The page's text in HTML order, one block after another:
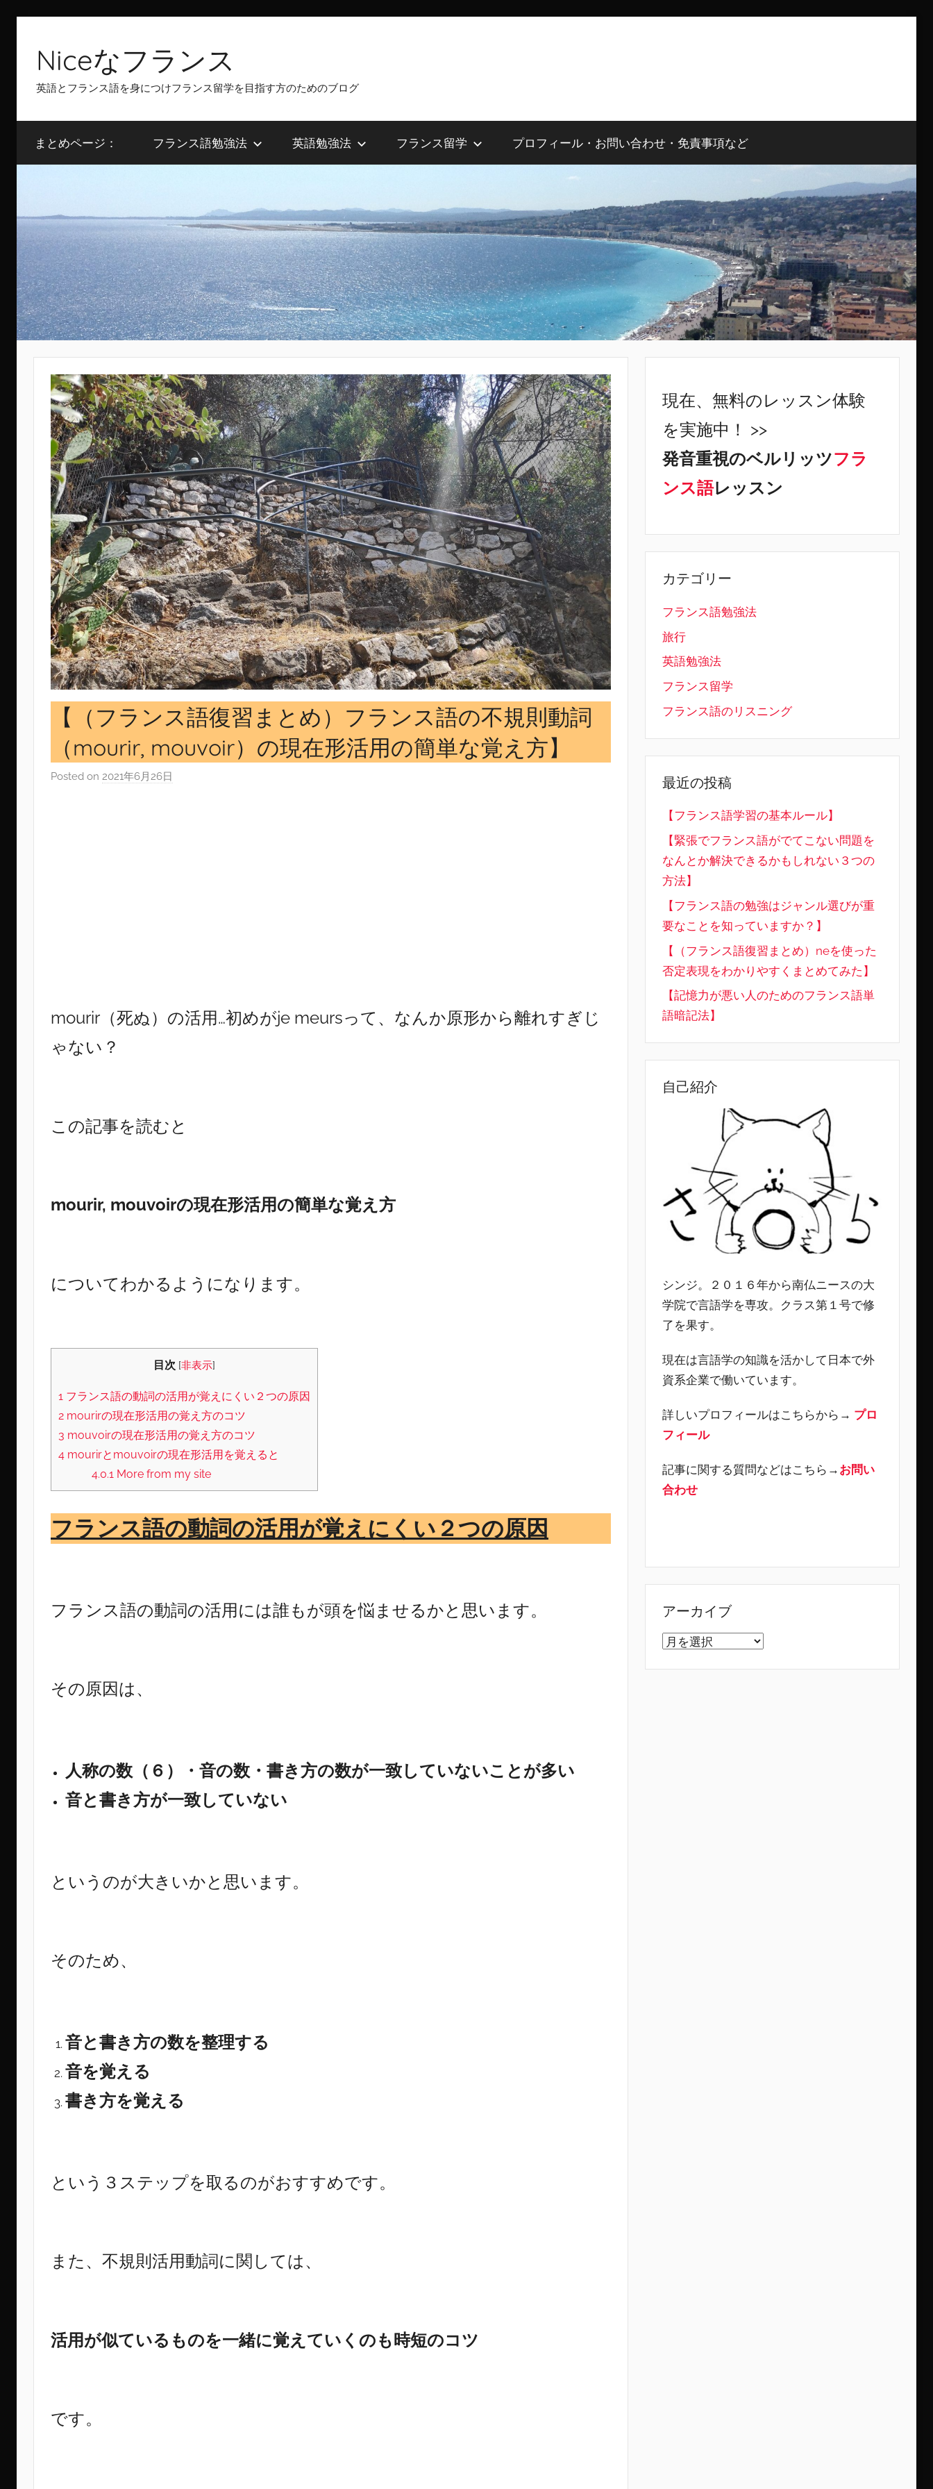
contentNiceなフランス
英語とフランス語を身につけフランス留学を目指す方のためのブログ
まとめページ： フランス語勉強法 英語勉強法 フランス留学 プロフィール・お問い合わせ・免責事項など
【（フランス語復習まとめ）フランス語の不規則動詞
（mourir, mouvoir）の現在形活用の簡単な覚え方】
Posted on 2021年6月26日
mourir（死ぬ）の活用…初めがje meursって、なんか原形から離れすぎじ
ゃない？
この記事を読むと
mourir, mouvoirの現在形活用の簡単な覚え方
についてわかるようになります。
目次 [非表示]
1 フランス語の動詞の活用が覚えにくい２つの原因
2 mourirの現在形活用の覚え方のコツ
3 mouvoirの現在形活用の覚え方のコツ
4 mourirとmouvoirの現在形活用を覚えると
4.0.1 More from my site
フランス語の動詞の活用が覚えにくい２つの原因
フランス語の動詞の活用には誰もが頭を悩ませるかと思います。
その原因は、
人称の数（６）・音の数・書き方の数が一致していないことが多い
音と書き方が一致していない
というのが大きいかと思います。
そのため、
音と書き方の数を整理する
音を覚える
書き方を覚える
という３ステップを取るのがおすすめです。
また、不規則活用動詞に関しては、
活用が似ているものを一緒に覚えていくのも時短のコツ
です。
現在、無料のレッスン体験
を実施中！ >>
発音重視のベルリッツフラ
ンス語レッスン
カテゴリー
フランス語勉強法
旅行
英語勉強法
フランス留学
フランス語のリスニング
最近の投稿
【フランス語学習の基本ルール】
【緊張でフランス語がでてこない問題を
なんとか解決できるかもしれない３つの
方法】
【フランス語の勉強はジャンル選びが重
要なことを知っていますか？】
【（フランス語復習まとめ）neを使った
否定表現をわかりやすくまとめてみた】
【記憶力が悪い人のためのフランス語単
語暗記法】
自己紹介
シンジ。２０１６年から南仏ニースの大
学院で言語学を専攻。クラス第１号で修
了を果す。
現在は言語学の知識を活かして日本で外
資系企業で働いています。
詳しいプロフィールはこちらから→ プロ
フィール
記事に関する質問などはこちら→ お問い
合わせ
アーカイブ
ア